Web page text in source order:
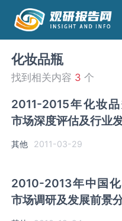
化妆品瓶
找到相关内容 3 个
2011-2015年化妆
市场深度评估及行业
研究报告
其他 2011-03-29
2010-2013年中国
市场调研及发展前景